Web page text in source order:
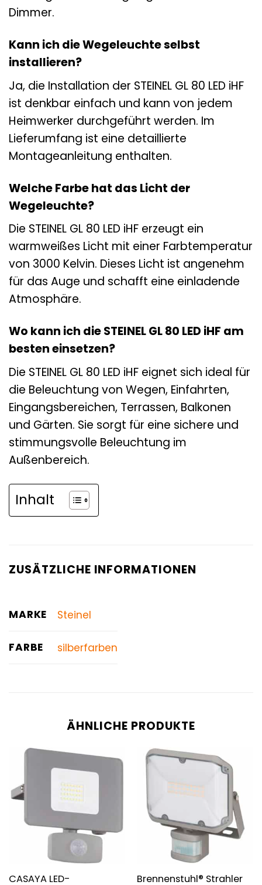
Dimmer.
Kann ich die Wegeleuchte selbst
installieren?
Ja, die Installation der STEINEL GL 80 LED iHF
ist denkbar einfach und kann von jedem
Heimwerker durchgeführt werden. Im
Lieferumfang ist eine detaillierte
Montageanleitung enthalten.
Welche Farbe hat das Licht der
Wegeleuchte?
Die STEINEL GL 80 LED iHF erzeugt ein
warmweißes Licht mit einer Farbtemperatur
von 3000 Kelvin. Dieses Licht ist angenehm
für das Auge und schafft eine einladende
Atmosphäre.
Wo kann ich die STEINEL GL 80 LED iHF am
besten einsetzen?
Die STEINEL GL 80 LED iHF eignet sich ideal für
die Beleuchtung von Wegen, Einfahrten,
Eingangsbereichen, Terrassen, Balkonen
und Gärten. Sie sorgt für eine sichere und
stimmungsvolle Beleuchtung im
Außenbereich.
Inhalt
ZUSÄTZLICHE INFORMATIONEN
MARKE Steinel
FARBE silberfarben
ÄHNLICHE PRODUKTE
CASAYA LED-
Brennenstuhl® Strahler